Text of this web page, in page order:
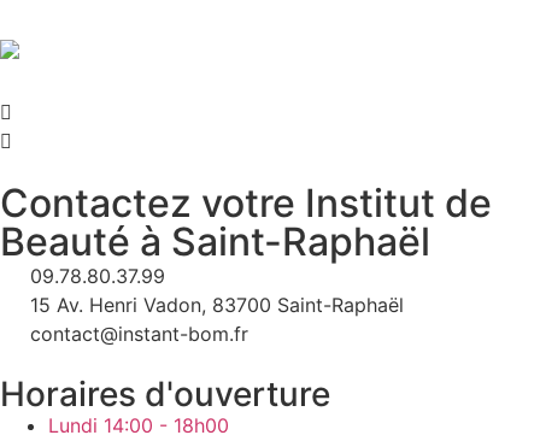
Contactez votre Institut de
Beauté à Saint-Raphaël
09.78.80.37.99
15 Av. Henri Vadon, 83700 Saint-Raphaël
contact@instant-bom.fr
Horaires d'ouverture
Lundi 14:00 - 18h00